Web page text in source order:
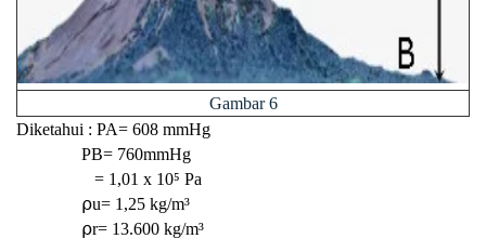
Gambar 6
Diketahui : PA= 608 mmHg
PB= 760mmHg
= 1,01 x 10⁵ Pa
⍴u= 1,25 kg/m³
⍴r= 13.600 kg/m³